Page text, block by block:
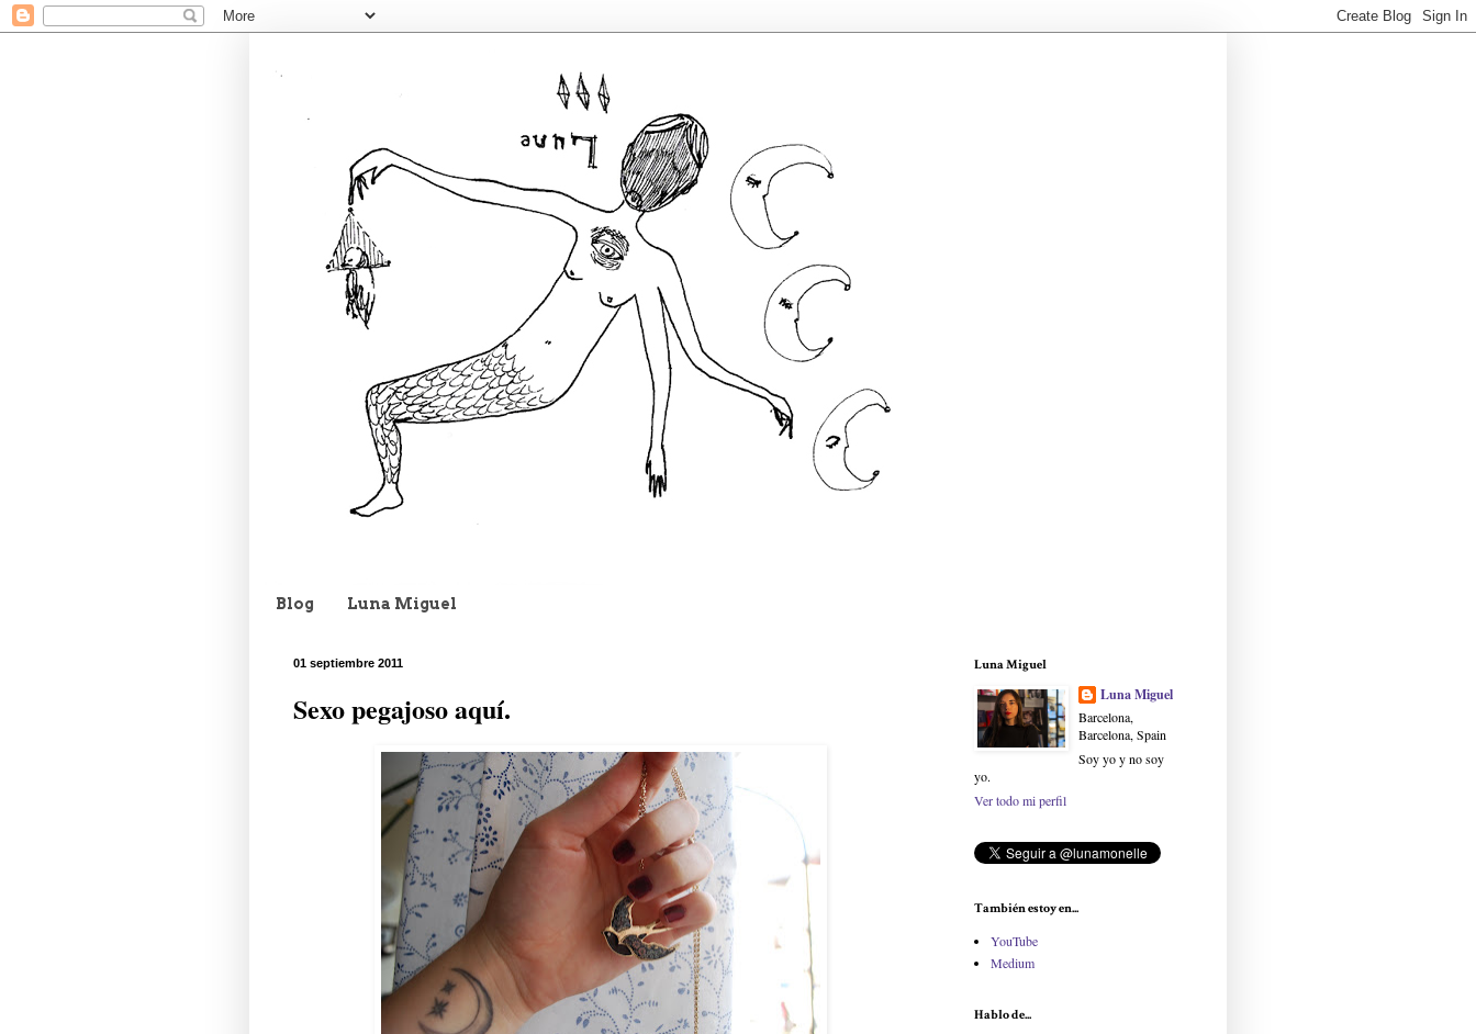
Blog Luna Miguel
01 septiembre 2011
Sexo pegajoso aquí.
Luna Miguel
Luna Miguel
Barcelona,
Barcelona, Spain
Soy yo y no soy
yo.
Ver todo mi perfil
También estoy en...
YouTube
Medium
Hablo de...